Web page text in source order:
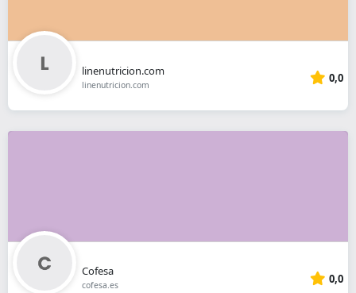
linenutricion.com
linenutricion.com 0,0
Cofesa
cofesa.es 0,0